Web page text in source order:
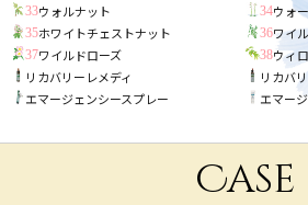
33ウォルナット 34ウォ
35ホワイトチェストナット 36ワイ
37ワイルドローズ 38ウィ
リカバリーレメディ
リカバ
エマージェンシースプレー
エマー
Case